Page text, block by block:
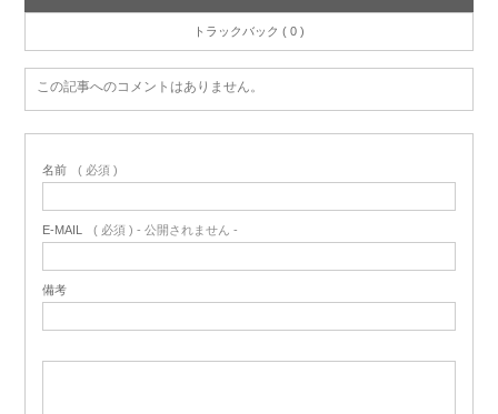
トラックバック ( 0 )
この記事へのコメントはありません。
名前 ( 必須 )
E-MAIL ( 必須 ) - 公開されません -
備考